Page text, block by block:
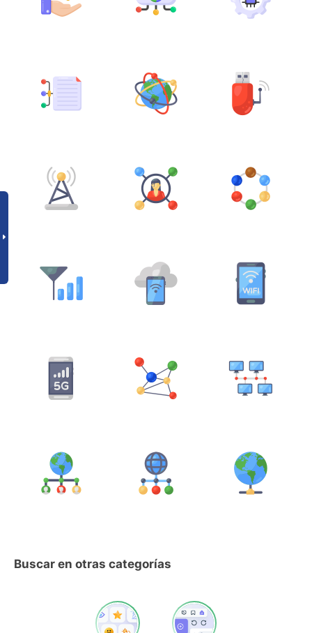
Buscar en otras categorías